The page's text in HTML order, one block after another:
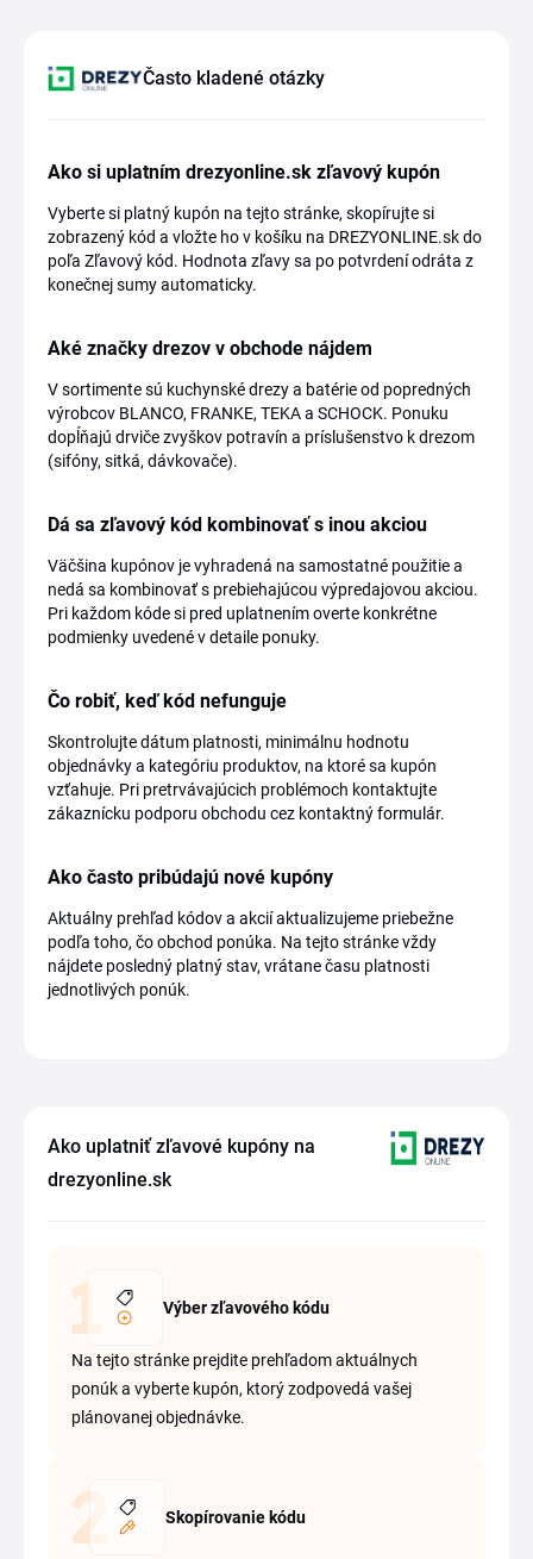
Často kladené otázky
Ako si uplatním drezyonline.sk zľavový kupón
Vyberte si platný kupón na tejto stránke, skopírujte si
zobrazený kód a vložte ho v košíku na DREZYONLINE.sk do
poľa Zľavový kód. Hodnota zľavy sa po potvrdení odráta z
konečnej sumy automaticky.
Aké značky drezov v obchode nájdem
V sortimente sú kuchynské drezy a batérie od popredných
výrobcov BLANCO, FRANKE, TEKA a SCHOCK. Ponuku
dopĺňajú drviče zvyškov potravín a príslušenstvo k drezom
(sifóny, sitká, dávkovače).
Dá sa zľavový kód kombinovať s inou akciou
Väčšina kupónov je vyhradená na samostatné použitie a
nedá sa kombinovať s prebiehajúcou výpredajovou akciou.
Pri každom kóde si pred uplatnením overte konkrétne
podmienky uvedené v detaile ponuky.
Čo robiť, keď kód nefunguje
Skontrolujte dátum platnosti, minimálnu hodnotu
objednávky a kategóriu produktov, na ktoré sa kupón
vzťahuje. Pri pretrvávajúcich problémoch kontaktujte
zákaznícku podporu obchodu cez kontaktný formulár.
Ako často pribúdajú nové kupóny
Aktuálny prehľad kódov a akcií aktualizujeme priebežne
podľa toho, čo obchod ponúka. Na tejto stránke vždy
nájdete posledný platný stav, vrátane času platnosti
jednotlivých ponúk.
Ako uplatniť zľavové kupóny na
drezyonline.sk
Výber zľavového kódu
Na tejto stránke prejdite prehľadom aktuálnych
ponúk a vyberte kupón, ktorý zodpovedá vašej
plánovanej objednávke.
Skopírovanie kódu